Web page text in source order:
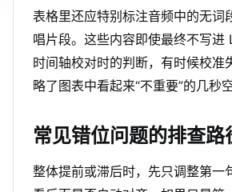
表格里还应特别标注音频中的无词
唱片段。这些内容即使最终不写进
时间轴校对时的判断，有时候校准
略了图表中看起来“不重要”的几秒空
常见错位问题的排查路
整体提前或滞后时，先只调整第一